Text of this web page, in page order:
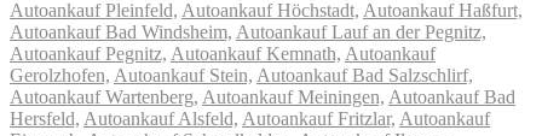
Autoankauf Pleinfeld, Autoankauf Höchstadt, Autoankauf Haßfurt,
Autoankauf Bad Windsheim, Autoankauf Lauf an der Pegnitz,
Autoankauf Pegnitz, Autoankauf Kemnath, Autoankauf
Gerolzhofen, Autoankauf Stein, Autoankauf Bad Salzschlirf,
Autoankauf Wartenberg, Autoankauf Meiningen, Autoankauf Bad
Hersfeld, Autoankauf Alsfeld, Autoankauf Fritzlar, Autoankauf